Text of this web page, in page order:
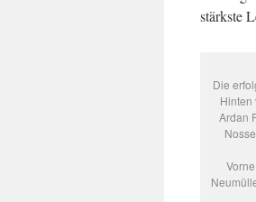
stärkste
Die
Hinten
Ardan